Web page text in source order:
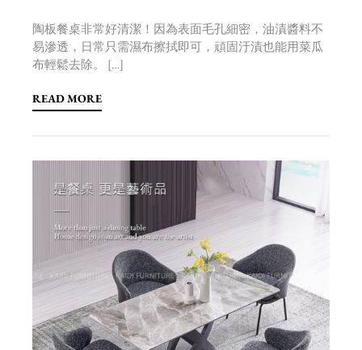
陶板餐桌非常好清潔！因為表面毛孔細密，油漬醬料不
易滲透，日常只需濕布擦拭即可，頑固汙漬也能用菜瓜
布輕鬆去除。 […]
READ MORE